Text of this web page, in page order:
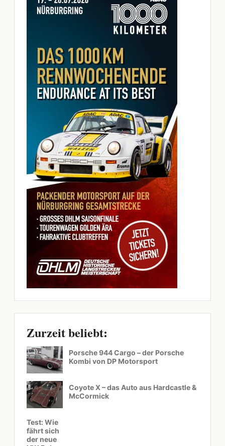
Zurzeit beliebt:
Porsche 944 Cargo – der Porsche
Kombi von DP Motorsport
Coyote X – das Auto aus Hardcastle &
McCormick
Test: Wie
fährt sich
der neue